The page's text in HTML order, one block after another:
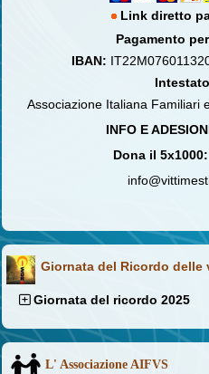
Link diretto
Pagamento
IBAN:
Associazione Italiana Familiari
INFO E
Dona il 5x1000:
Giornata del Ricordo delle
Giornata del ricordo 2025
L' Associazione AIFVS